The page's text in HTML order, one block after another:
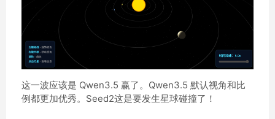
这一波应该是 Qwen3.5 赢了。Qwen3.5 默认视角和比
例都更加优秀。Seed2这是要发生星球碰撞了！